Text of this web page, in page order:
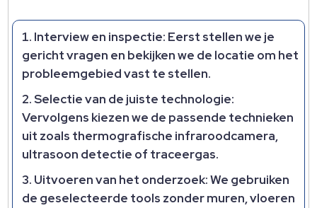
Interview en inspectie: Eerst stellen we je
gericht vragen en bekijken we de locatie om het
probleemgebied vast te stellen.
Selectie van de juiste technologie:
Vervolgens kiezen we de passende technieken
uit zoals thermografische infraroodcamera,
ultrasoon detectie of traceergas.
Uitvoeren van het onderzoek: We gebruiken
de geselecteerde tools zonder muren, vloeren